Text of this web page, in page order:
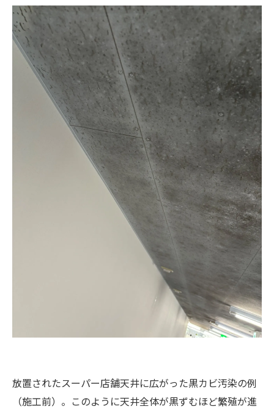
放置されたスーパー店舗天井に広がった黒カビ汚染の例
（施工前）。このように天井全体が黒ずむほど繁殖が進